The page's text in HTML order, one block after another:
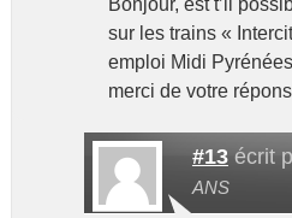
sur les trains «
emploi Midi
merci de votre
#13écrit
ANS